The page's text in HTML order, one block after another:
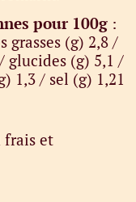
pour 100g :
grasses (g) 2,8 /
glucides (g) 5,1 /
1,3 / sel (g) 1,21
frais et